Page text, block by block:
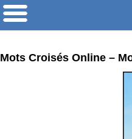
Mots Croisés Online –